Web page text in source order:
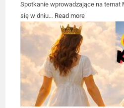
Spotkanie wprowadzające na temat
się w dniu… Read more